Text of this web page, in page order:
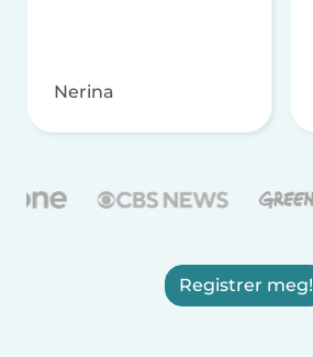
Nerina
Registrer meg!